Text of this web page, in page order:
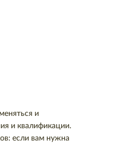
и
и квалификации.
если вам нужна